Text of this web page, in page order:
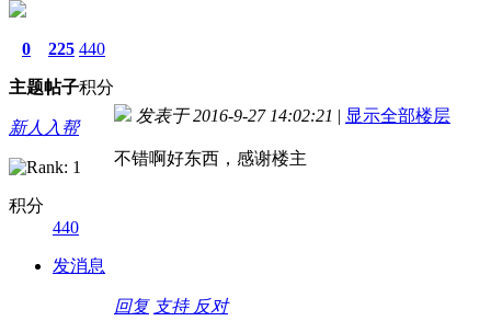
0
主题
225
帖子
440
积分
新人入帮
积分
440
发消息
发表于 2016-9-27 14:02:21 | 显示全部楼层
不错啊好东西，感谢楼主
回复 支持 反对